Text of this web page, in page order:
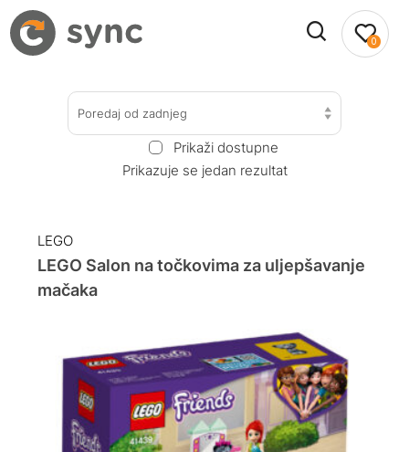
0
Poredaj od zadnjeg
Prikaži dostupne
Prikazuje se jedan rezultat
LEGO
LEGO Salon na točkovima za uljepšavanje
mačaka